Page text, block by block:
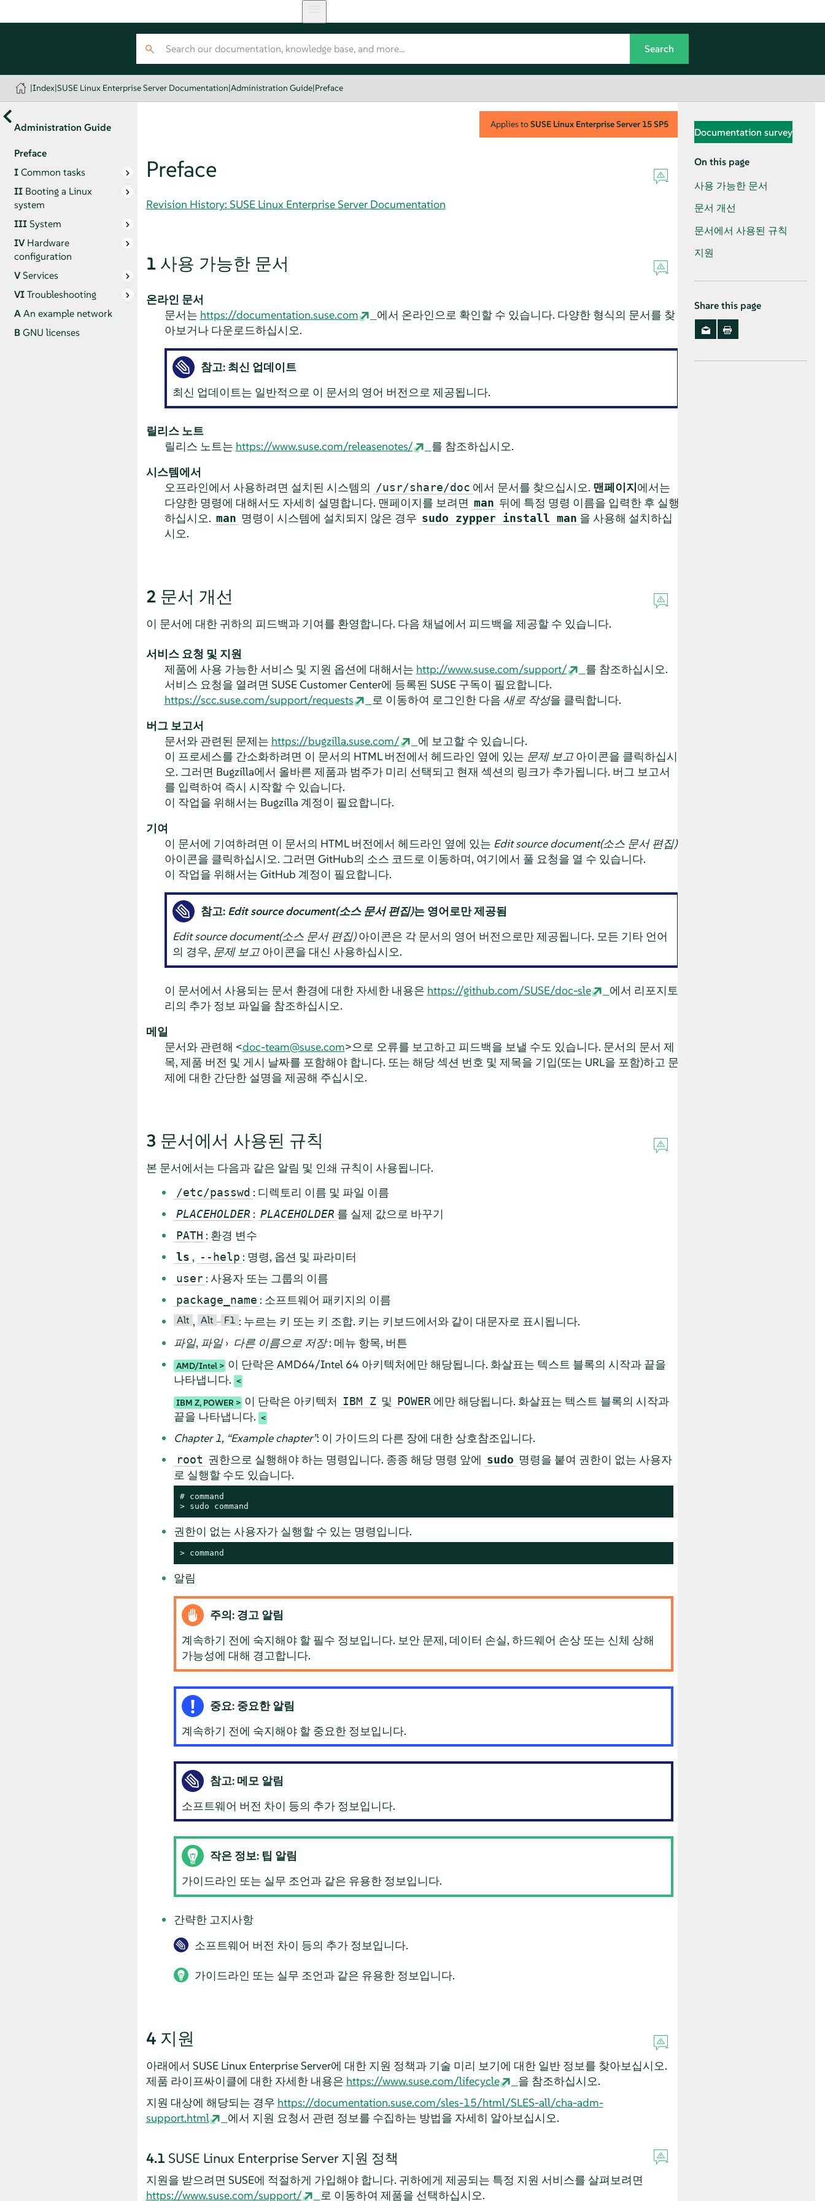
|Index|SUSE Linux Enterprise Server Documentation|Administration Guide|Preface
Administration Guide
Preface
ICommon tasks
II Booting a Linux
system
IIISystem
IVHardware
configuration
VServices
VITroubleshooting
AAn example network
BGNU licenses
Applies toSUSE Linux Enterprise Server 15 SP5
Preface
Revision History: SUSE Linux Enterprise Server Documentation
1 사용 가능한 문서
온라인 문서
문서는 https://documentation.suse.com
에서 온라인으로 확인할 수 있습니다. 다양한 형식의 문서를 찾
아보거나 다운로드하십시오.
참고: 최신 업데이트
최신 업데이트는 일반적으로 이 문서의 영어 버전으로 제공됩니다.
릴리스 노트
릴리스 노트는 https://www.suse.com/releasenotes/
를 참조하십시오.
시스템에서
오프라인에서 사용하려면 설치된 시스템의 /usr/share/doc 에서 문서를 찾으십시오. 맨페이지에서는
다양한 명령에 대해서도 자세히 설명합니다. 맨페이지를 보려면 man 뒤에 특정 명령 이름을 입력한 후 실행
하십시오. man 명령이 시스템에 설치되지 않은 경우 sudo zypper install man 을 사용해 설치하십
시오.
2 문서 개선
이 문서에 대한 귀하의 피드백과 기여를 환영합니다. 다음 채널에서 피드백을 제공할 수 있습니다.
서비스 요청 및 지원
제품에 사용 가능한 서비스 및 지원 옵션에 대해서는 http://www.suse.com/support/
를 참조하십시오.
서비스 요청을 열려면 SUSE Customer Center에 등록된 SUSE 구독이 필요합니다.
https://scc.suse.com/support/requests
로 이동하여 로그인한 다음 새로 작성을 클릭합니다.
버그 보고서
문서와 관련된 문제는 https://bugzilla.suse.com/
에 보고할 수 있습니다.
이 프로세스를 간소화하려면 이 문서의 HTML 버전에서 헤드라인 옆에 있는 문제 보고아이콘을 클릭하십시
오. 그러면 Bugzilla에서 올바른 제품과 범주가 미리 선택되고 현재 섹션의 링크가 추가됩니다. 버그 보고서
를 입력하여 즉시 시작할 수 있습니다.
이 작업을 위해서는 Bugzilla 계정이 필요합니다.
기여
이 문서에 기여하려면 이 문서의 HTML 버전에서 헤드라인 옆에 있는 Edit source document(소스 문서 편집)
아이콘을 클릭하십시오. 그러면 GitHub의 소스 코드로 이동하며, 여기에서 풀 요청을 열 수 있습니다.
이 작업을 위해서는 GitHub 계정이 필요합니다.
참고: Edit source document(소스 문서 편집)는 영어로만 제공됨
Edit source document(소스 문서 편집)아이콘은 각 문서의 영어 버전으로만 제공됩니다. 모든 기타 언어
의 경우, 문제 보고 아이콘을 대신 사용하십시오.
이 문서에서 사용되는 문서 환경에 대한 자세한 내용은 https://github.com/SUSE/doc-sle
에서 리포지토
리의 추가 정보 파일을 참조하십시오.
메일
문서와 관련해 <doc-team@suse.com>으로 오류를 보고하고 피드백을 보낼 수도 있습니다. 문서의 문서 제
목, 제품 버전 및 게시 날짜를 포함해야 합니다. 또는 해당 섹션 번호 및 제목을 기입(또는 URL을 포함)하고 문
제에 대한 간단한 설명을 제공해 주십시오.
3 문서에서 사용된 규칙
본 문서에서는 다음과 같은 알림 및 인쇄 규칙이 사용됩니다.
/etc/passwd : 디렉토리 이름 및 파일 이름
PLACEHOLDER : PLACEHOLDER 를 실제 값으로 바꾸기
PATH : 환경 변수
ls , --help : 명령, 옵션 및 파라미터
user : 사용자 또는 그룹의 이름
package_name : 소프트웨어 패키지의 이름
Alt , Alt – F1 : 누르는 키 또는 키 조합. 키는 키보드에서와 같이 대문자로 표시됩니다.
파일, 파일› 다른 이름으로 저장: 메뉴 항목, 버튼
AMD/Intel
이 단락은 AMD64/Intel 64 아키텍처에만 해당됩니다. 화살표는 텍스트 블록의 시작과 끝을
나타냅니다.
IBM Z, POWER 이 단락은 아키텍처 IBM Z 및 POWER 에만 해당됩니다. 화살표는 텍스트 블록의 시작과
끝을 나타냅니다.
Chapter 1, “Example chapter”: 이 가이드의 다른 장에 대한 상호참조입니다.
root 권한으로 실행해야 하는 명령입니다. 종종 해당 명령 앞에 sudo 명령을 붙여 권한이 없는 사용자
로 실행할 수도 있습니다.
# command
> sudo command
권한이 없는 사용자가 실행할 수 있는 명령입니다.
> command
알림
주의: 경고 알림
계속하기 전에 숙지해야 할 필수 정보입니다. 보안 문제, 데이터 손실, 하드웨어 손상 또는 신체 상해
가능성에 대해 경고합니다.
중요: 중요한 알림
계속하기 전에 숙지해야 할 중요한 정보입니다.
참고: 메모 알림
소프트웨어 버전 차이 등의 추가 정보입니다.
작은 정보: 팁 알림
가이드라인 또는 실무 조언과 같은 유용한 정보입니다.
간략한 고지사항
소프트웨어 버전 차이 등의 추가 정보입니다.
가이드라인 또는 실무 조언과 같은 유용한 정보입니다.
4 지원
아래에서 SUSE Linux Enterprise Server에 대한 지원 정책과 기술 미리 보기에 대한 일반 정보를 찾아보십시오.
제품 라이프싸이클에 대한 자세한 내용은 https://www.suse.com/lifecycle
을 참조하십시오.
지원 대상에 해당되는 경우 https://documentation.suse.com/sles-15/html/SLES-all/cha-adm-
support.html
에서 지원 요청서 관련 정보를 수집하는 방법을 자세히 알아보십시오.
4.1 SUSE Linux Enterprise Server지원 정책
지원을 받으려면 SUSE에 적절하게 가입해야 합니다. 귀하에게 제공되는 특정 지원 서비스를 살펴보려면
https://www.suse.com/support/
로 이동하여 제품을 선택하십시오.
Documentation survey
On this page
사용 가능한 문서
문서 개선
문서에서 사용된 규칙
지원
Share this page